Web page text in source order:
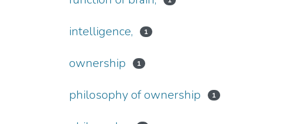
intelligence, 1
ownership 1
philosophy of ownership 1